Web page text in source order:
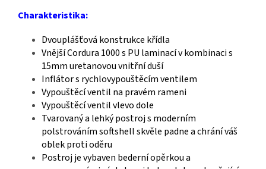
Charakteristika:
Dvouplášťová konstrukce křídla
Vnější Cordura 1000 s PU laminací v kombinaci s
15mm uretanovou vnitřní duší
Inflátor s rychlovypouštěcím ventilem
Vypouštěcí ventil na pravém rameni
Vypouštěcí ventil vlevo dole
Tvarovaný a lehký postroj s moderním
polstrováním softshell skvěle padne a chrání váš
oblek proti oděru
Postroj je vybaven bederní opěrkou a